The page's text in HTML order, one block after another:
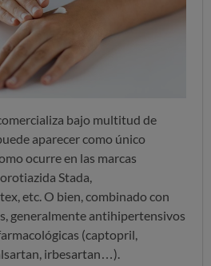
bajo multitud de
aparecer como único
ocurre en las marcas
Stada,
etc. O bien, combinado con
generalmente antihipertensivos
(captopril,
irbesartan…).